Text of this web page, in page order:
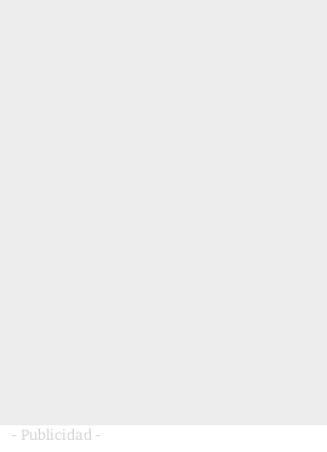
- Publicidad -